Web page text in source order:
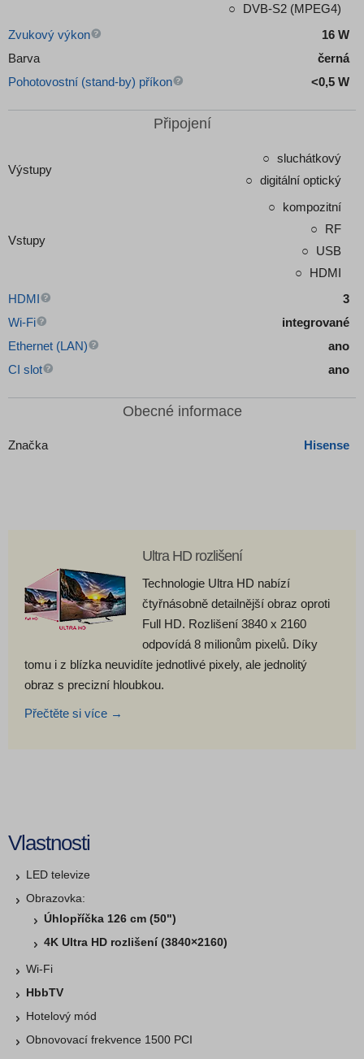
DVB-S2 (MPEG4)
Zvukový výkon
16 W
Barva
černá
Pohotovostní (stand-by) příkon
<0,5 W
Připojení
Výstupy
sluchátkový
digitální optický
Vstupy
kompozitní
RF
USB
HDMI
HDMI
3
Wi-Fi
integrované
Ethernet (LAN)
ano
CI slot
ano
Obecné informace
Značka Hisense
Ultra HD rozlišení
Technologie Ultra HD nabízí
čtyřnásobně detailnější obraz oproti
Full HD. Rozlišení 3840 x 2160
odpovídá 8 milionům pixelů. Díky
tomu i z blízka neuvidíte jednotlivé pixely, ale jednolitý
obraz s precizní hloubkou.
Přečtěte si více →
Vlastnosti
LED televize
Obrazovka:
Úhlopříčka 126 cm (50")
4K Ultra HD rozlišení (3840×2160)
Wi-Fi
​HbbTV
Hotelový mód
Obnovovací frekvence 1500 PCI